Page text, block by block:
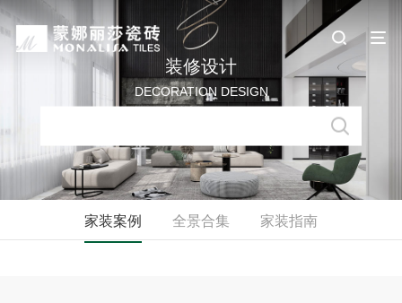
装修设计
DECORATION DESIGN
家装案例 全景合集 家装指南